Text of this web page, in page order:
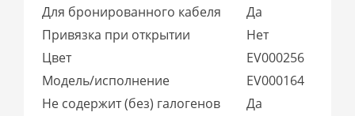
Для бронированного кабеля
Да
Привязка при открытии
Нет
Цвет
EV000256
Модель/исполнение
EV000164
Не содержит (без) галогенов
Да